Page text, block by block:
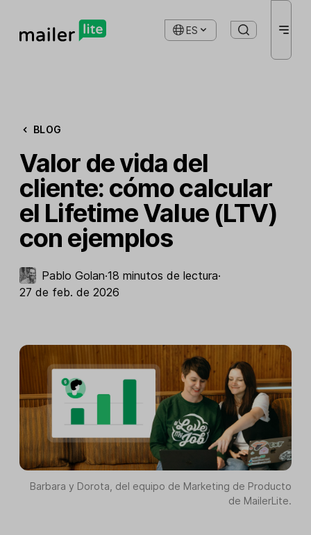
ES
BLOG
Valor de vida del
cliente: cómo calcular
el Lifetime Value (LTV)
con ejemplos
Pablo Golan·18 minutos de lectura·
27 de feb. de 2026
Barbara y Dorota, del equipo de Marketing de Producto
de MailerLite.